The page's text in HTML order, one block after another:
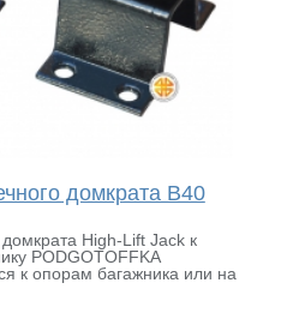
домкрата B40
High-Lift Jack к
PODGOTOFFKA
к опорам багажника или на